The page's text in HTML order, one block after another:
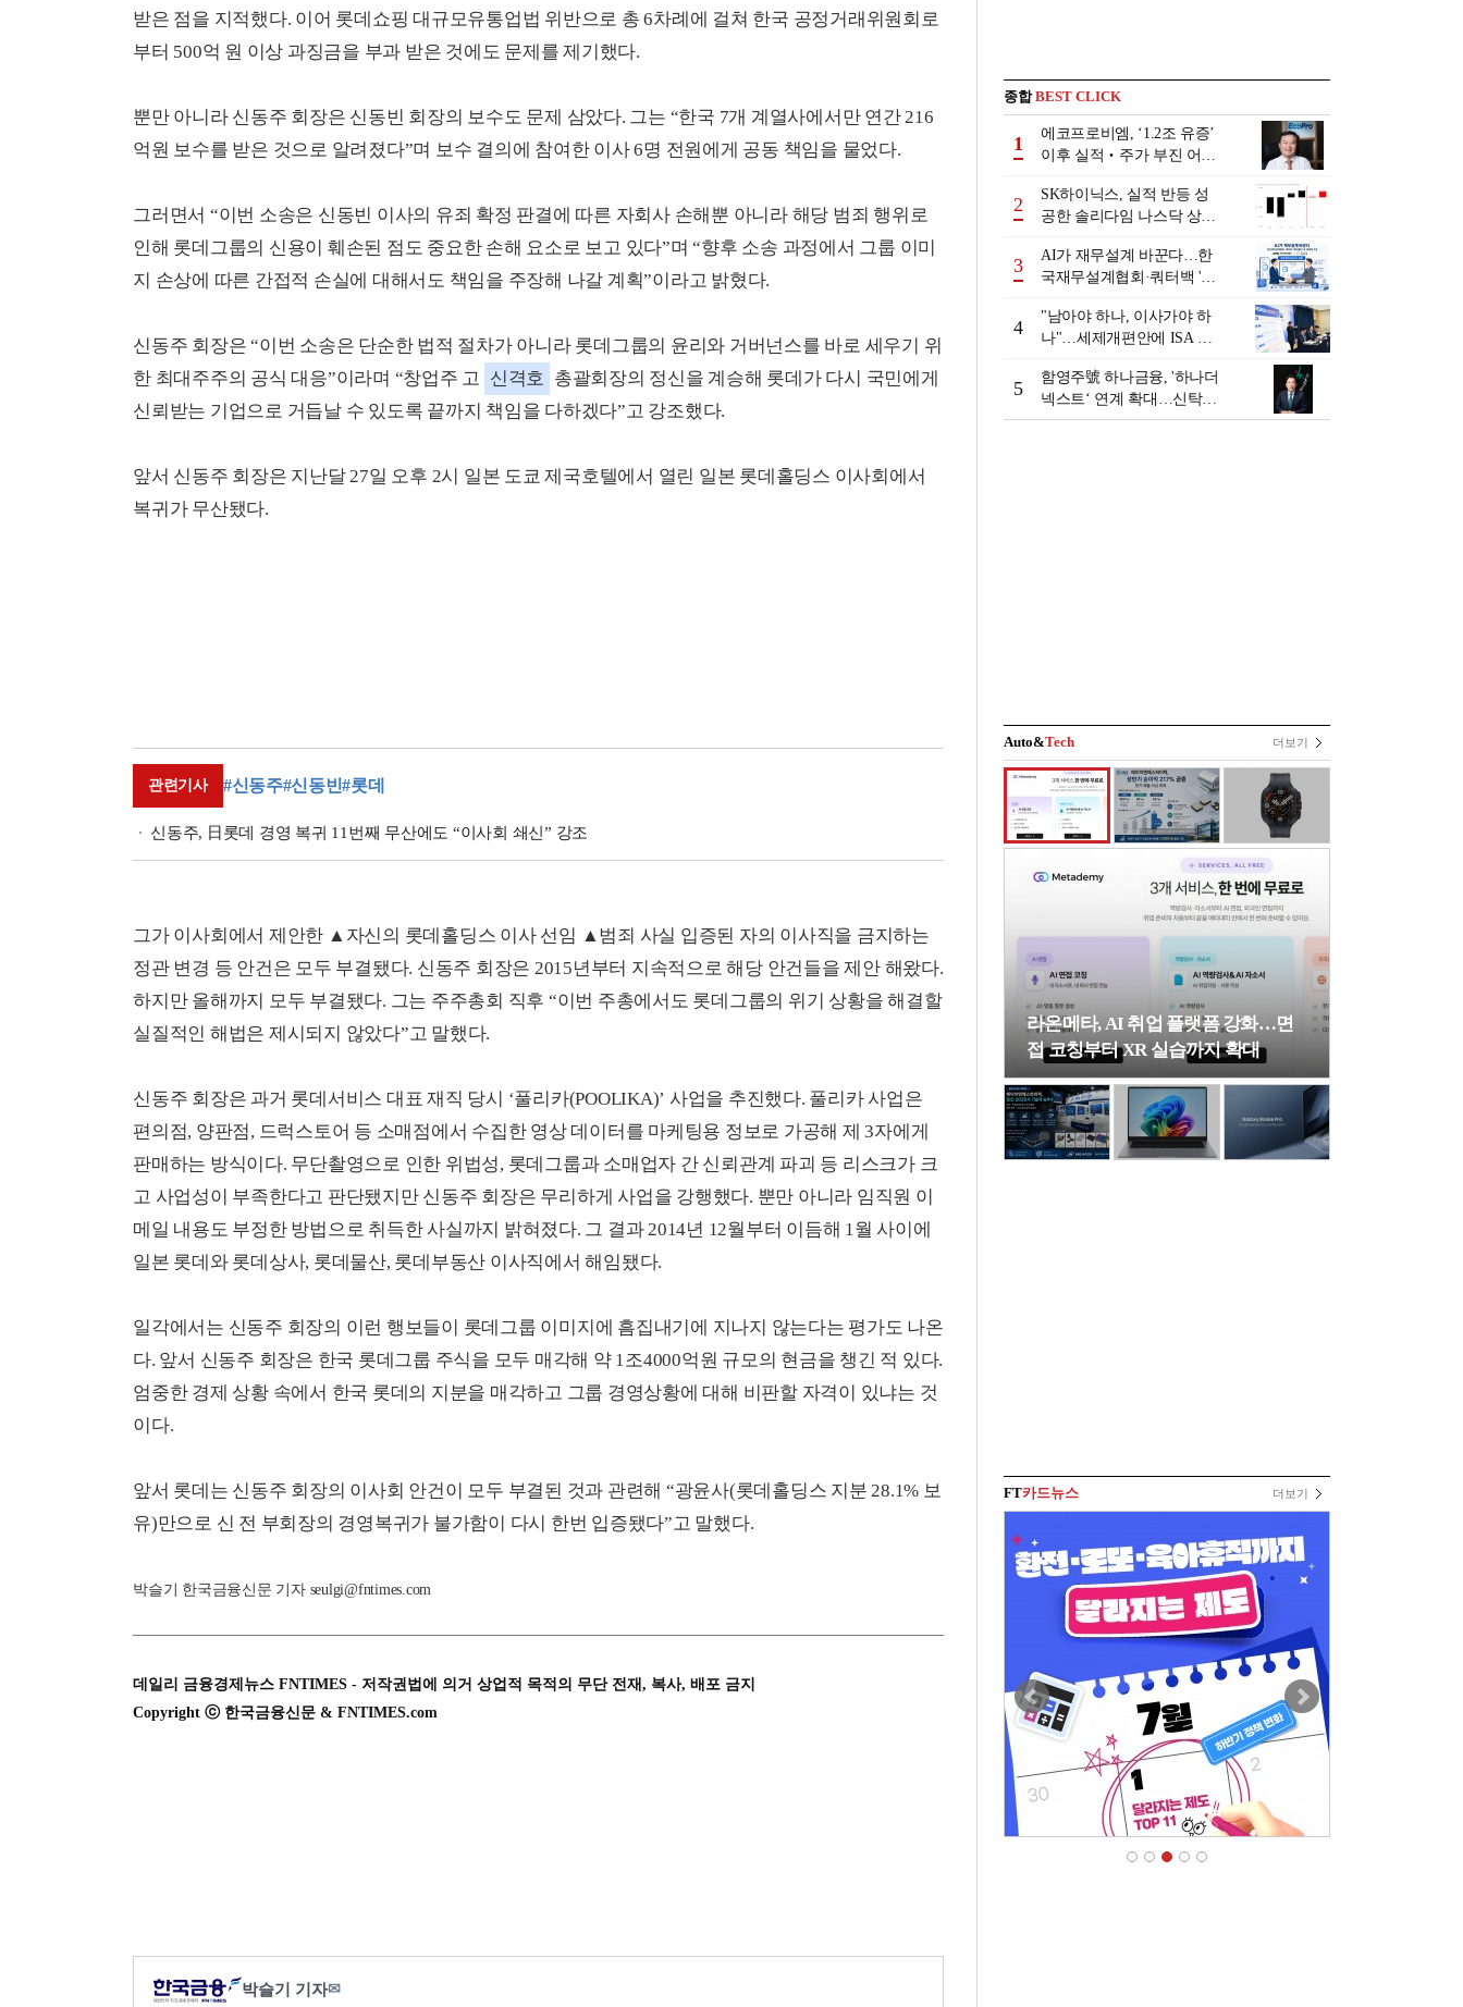
받은 점을 지적했다. 이어 롯데쇼핑 대규모유통업법 위반으로 총 6차례에 걸쳐 한국 공정거래위원회로
부터 500억 원 이상 과징금을 부과 받은 것에도 문제를 제기했다.
뿐만 아니라 신동주 회장은 신동빈 회장의 보수도 문제 삼았다. 그는 “한국 7개 계열사에서만 연간 216
억원 보수를 받은 것으로 알려졌다”며 보수 결의에 참여한 이사 6명 전원에게 공동 책임을 물었다.
그러면서 “이번 소송은 신동빈 이사의 유죄 확정 판결에 따른 자회사 손해뿐 아니라 해당 범죄 행위로
인해 롯데그룹의 신용이 훼손된 점도 중요한 손해 요소로 보고 있다”며 “향후 소송 과정에서 그룹 이미
지 손상에 따른 간접적 손실에 대해서도 책임을 주장해 나갈 계획”이라고 밝혔다.
신동주 회장은 “이번 소송은 단순한 법적 절차가 아니라 롯데그룹의 윤리와 거버넌스를 바로 세우기 위
한 최대주주의 공식 대응”이라며 “창업주 고 신격호 총괄회장의 정신을 계승해 롯데가 다시 국민에게
신뢰받는 기업으로 거듭날 수 있도록 끝까지 책임을 다하겠다”고 강조했다.
앞서 신동주 회장은 지난달 27일 오후 2시 일본 도쿄 제국호텔에서 열린 일본 롯데홀딩스 이사회에서
복귀가 무산됐다.
관련기사 #신동주#신동빈#롯데
신동주, 日롯데 경영 복귀 11번째 무산에도 “이사회 쇄신” 강조
그가 이사회에서 제안한 ▲자신의 롯데홀딩스 이사 선임 ▲범죄 사실 입증된 자의 이사직을 금지하는
정관 변경 등 안건은 모두 부결됐다. 신동주 회장은 2015년부터 지속적으로 해당 안건들을 제안 해왔다.
하지만 올해까지 모두 부결됐다. 그는 주주총회 직후 “이번 주총에서도 롯데그룹의 위기 상황을 해결할
실질적인 해법은 제시되지 않았다”고 말했다.
신동주 회장은 과거 롯데서비스 대표 재직 당시 ‘풀리카(POOLIKA)’ 사업을 추진했다. 풀리카 사업은
편의점, 양판점, 드럭스토어 등 소매점에서 수집한 영상 데이터를 마케팅용 정보로 가공해 제 3자에게
판매하는 방식이다. 무단촬영으로 인한 위법성, 롯데그룹과 소매업자 간 신뢰관계 파괴 등 리스크가 크
고 사업성이 부족한다고 판단됐지만 신동주 회장은 무리하게 사업을 강행했다. 뿐만 아니라 임직원 이
메일 내용도 부정한 방법으로 취득한 사실까지 밝혀졌다. 그 결과 2014년 12월부터 이듬해 1월 사이에
일본 롯데와 롯데상사, 롯데물산, 롯데부동산 이사직에서 해임됐다.
일각에서는 신동주 회장의 이런 행보들이 롯데그룹 이미지에 흠집내기에 지나지 않는다는 평가도 나온
다. 앞서 신동주 회장은 한국 롯데그룹 주식을 모두 매각해 약 1조4000억원 규모의 현금을 챙긴 적 있다.
엄중한 경제 상황 속에서 한국 롯데의 지분을 매각하고 그룹 경영상황에 대해 비판할 자격이 있냐는 것
이다.
앞서 롯데는 신동주 회장의 이사회 안건이 모두 부결된 것과 관련해 “광윤사(롯데홀딩스 지분 28.1% 보
유)만으로 신 전 부회장의 경영복귀가 불가함이 다시 한번 입증됐다”고 말했다.
박슬기 한국금융신문 기자 seulgi@fntimes.com
데일리 금융경제뉴스 FNTIMES - 저작권법에 의거 상업적 목적의 무단 전재, 복사, 배포 금지
Copyright ⓒ 한국금융신문 & FNTIMES.com
박슬기 기자✉
종합BEST CLICK
1
에코프로비엠, ‘1.2조 유증’
이후 실적‧주가 부진 어쩌
2
SK하이닉스, 실적 반등 성
공한 솔리다임 나스닥 상장
3
AI가 재무설계 바꾼다…한
국재무설계협회·쿼터백 '베
4
"남아야 하나, 이사가야 하
나"…세제개편안에 ISA 투
5
함영주號 하나금융, '하나더
넥스트‘ 연계 확대…신탁수
수료 2배 증가 효과 [금융 시
Auto&Tech 더보기
라온메타, AI 취업 플랫폼 강화…면
접 코칭부터 XR 실습까지 확대
FT카드뉴스 더보기